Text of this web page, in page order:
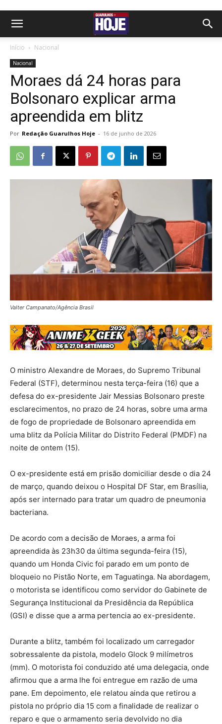
Início Nacional
Nacional
Moraes dá 24 horas para
Bolsonaro explicar arma
apreendida em blitz
Por Redação Guarulhos Hoje - 16 de junho de 2026
Valter Campanato/Agência Brasil
O ministro Alexandre de Moraes, do Supremo Tribunal
Federal (STF), determinou nesta terça-feira (16) que a
defesa do ex-presidente Jair Messias Bolsonaro preste
esclarecimentos, no prazo de 24 horas, sobre uma arma
de fogo de propriedade de Bolsonaro apreendida em
uma blitz da Polícia Militar do Distrito Federal (PMDF) na
noite de ontem (15).
O ex-presidente está em prisão domiciliar desde o dia 24
de março, quando deixou o Hospital DF Star, em Brasília,
após ser internado para tratar um quadro de pneumonia
bacteriana.
De acordo com a decisão de Moraes, a arma foi
apreendida às 23h30 da última segunda-feira (15),
quando um Honda Civic foi parado em um ponto de
bloqueio no Pistão Norte, em Taguatinga. Na abordagem,
o motorista se identificou como servidor do Gabinete de
Segurança Institucional da Presidência da República
(GSI) e disse que a arma pertencia ao ex-presidente.
Durante a blitz, também foi localizado um carregador
sobressalente da pistola, modelo Glock 9 milímetros
(mm). O motorista foi conduzido até uma delegacia, onde
afirmou que a arma lhe foi entregue em razão de uma
pane. Em depoimento, ele relatou ainda que retirou a
pistola no próprio dia 15 com a finalidade de realizar o
reparo e que o armamento seria devolvido no dia